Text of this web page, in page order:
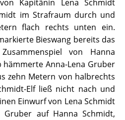
Kapitänin Lena Schmidt
im Strafraum durch und
flach rechts unten ein.
Bieswang bereits das
von Hanna
hämmerte Anna-Lena Gruber
zehn Metern von halbrechts
Elf ließ nicht nach und
Einwurf von Lena Schmidt
Gruber auf Hanna Schmidt,